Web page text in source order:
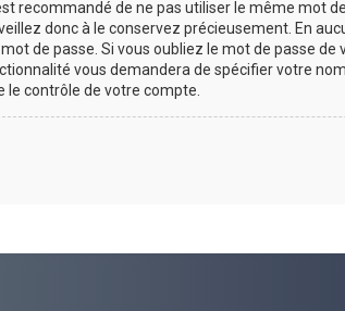
recommandé de ne pas utiliser le même mot
donc à le conservez précieusement. En
de passe. Si vous oubliez le mot de passe
vous demandera de spécifier votre
le contrôle de votre compte.